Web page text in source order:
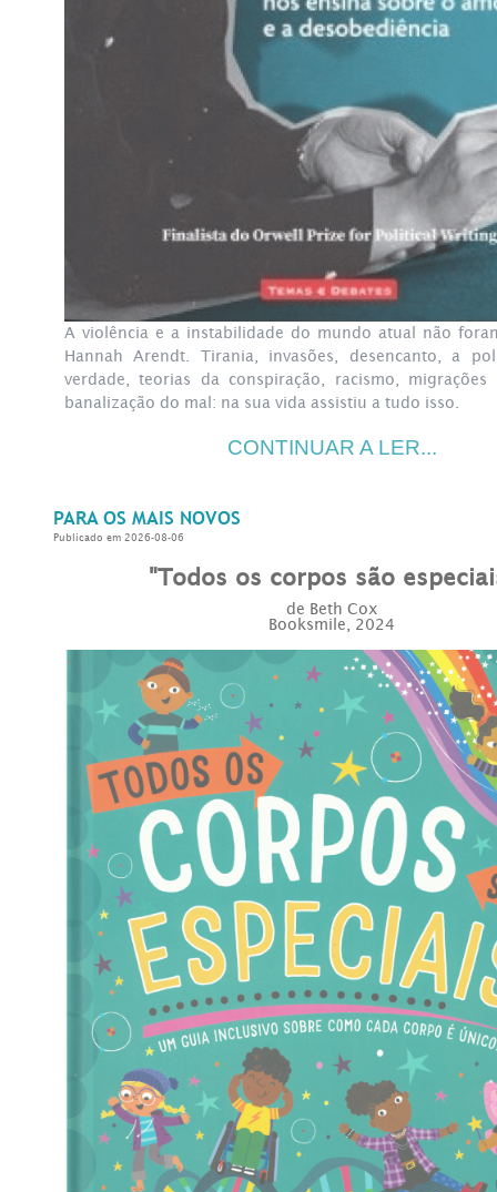
A violência e a instabilidade do mundo atual não
Hannah Arendt. Tirania, invasões, desencanto, a
verdade, teorias da conspiração, racismo, migrações
banalização do mal: na sua vida assistiu a tudo isso.
CONTINUAR A LER...
PARA OS MAIS NOVOS
Publicado em 2026-08-06
"Todos os corpos são
de Beth Cox
Booksmile, 2024